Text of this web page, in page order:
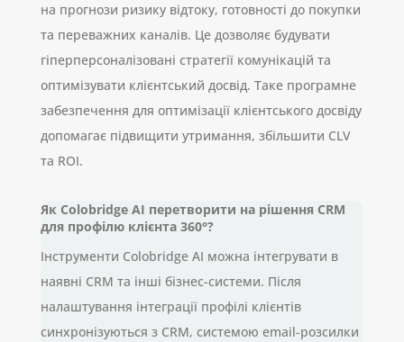
на прогнози ризику відтоку, готовності до покупки
та переважних каналів. Це дозволяє будувати
гіперперсоналізовані стратегії комунікацій та
оптимізувати клієнтський досвід. Таке програмне
забезпечення для оптимізації клієнтського досвіду
допомагає підвищити утримання, збільшити CLV
та ROI.
Як Colobridge AI перетворити на рішення CRM
для профілю клієнта 360°?
Інструменти Colobridge AI можна інтегрувати в
наявні CRM та інші бізнес-системи. Після
налаштування інтеграції профілі клієнтів
синхронізуються з CRM, системою email-розсилки